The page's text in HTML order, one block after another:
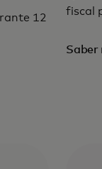
12
fiscal
Saber